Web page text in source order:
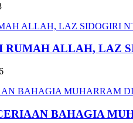
RUMAH ALLAH, LAZ
BAHAGIA